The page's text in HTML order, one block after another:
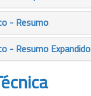
- Resumo
- Resumo Expandido